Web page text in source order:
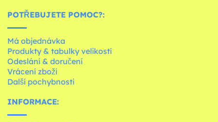
POTŘEBUJETE POMOC?:
Má objednávka
Produkty & tabulky velikostí
Odeslání & doručení
Vrácení zboží
Další pochybnosti
INFORMACE: